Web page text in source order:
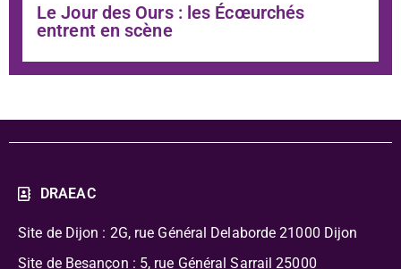
Le Jour des Ours : les Écœurchés
entrent en scène
DRAEAC
Site de Dijon : 2G, rue Général Delaborde 21000 Dijon
Site de Besançon : 5, rue Général Sarrail 25000